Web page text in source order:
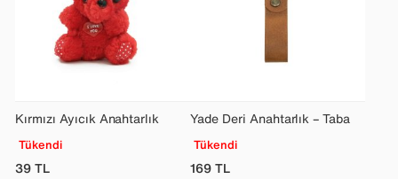
Kırmızı Ayıcık Anahtarlık
Tükendi
39TL
Yade Deri Anahtarlık – Taba
Tükendi
169TL